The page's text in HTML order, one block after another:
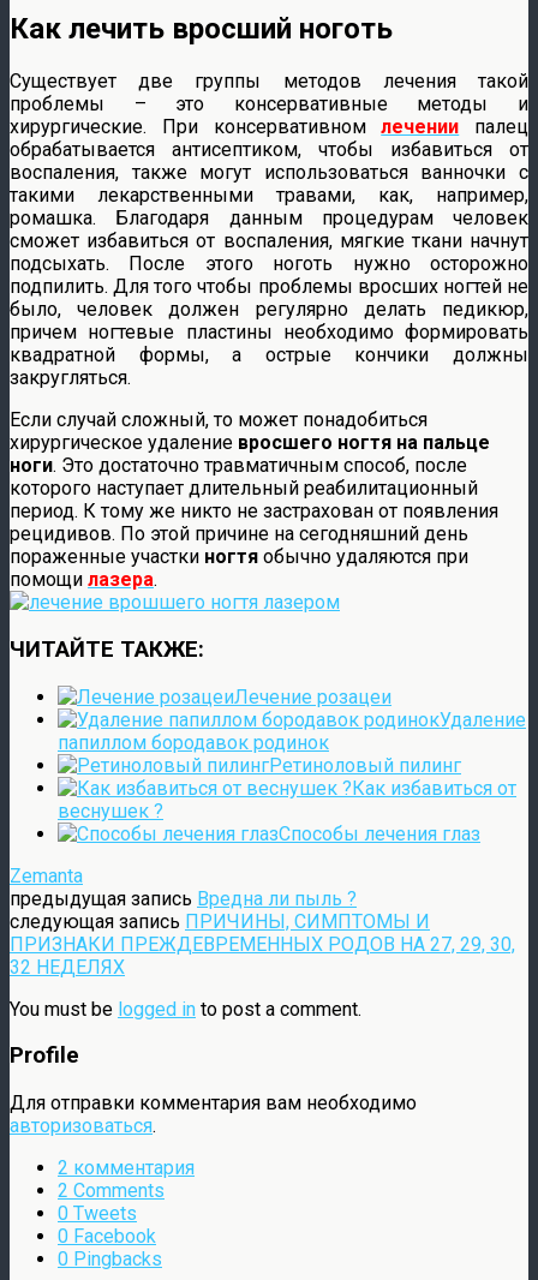
Как лечить вросший ноготь
Существует две группы методов лечения такой
проблемы – это консервативные методы и
хирургические. При консервативномлечении палец
обрабатывается антисептиком, чтобы избавиться от
воспаления, также могут использоваться ванночки с
такими лекарственными травами, как, например,
ромашка. Благодаря данным процедурам человек
сможет избавиться от воспаления, мягкие ткани начнут
подсыхать. После этого ноготь нужно осторожно
подпилить. Для того чтобы проблемы вросших ногтей не
было, человек должен регулярно делать педикюр,
причем ногтевые пластины необходимо формировать
квадратной формы, а острые кончики должны
закругляться.
Если случай сложный, то может понадобиться
хирургическое удаление вросшего ногтя на пальце
ноги. Это достаточно травматичным способ, после
которого наступает длительный реабилитационный
период. К тому же никто не застрахован от появления
рецидивов. По этой причине на сегодняшний день
пораженные участки ногтя обычно удаляются при
помощи лазера.
ЧИТАЙТЕ ТАКЖЕ:
Лечение розацеи
Удаление
папиллом бородавок родинок
Ретиноловый пилинг
Как избавиться от
веснушек ?
Cпособы лечения глаз
Zemanta
предыдущая запись Вредна ли пыль ?
следующая запись ПРИЧИНЫ, СИМПТОМЫ И
ПРИЗНАКИ ПРЕЖДЕВРЕМЕННЫХ РОДОВ НА 27, 29, 30,
32 НЕДЕЛЯХ
You must be logged in to post a comment.
Profile
Для отправки комментария вам необходимо
авторизоваться.
2 комментария
2 Comments
0 Tweets
0 Facebook
0 Pingbacks